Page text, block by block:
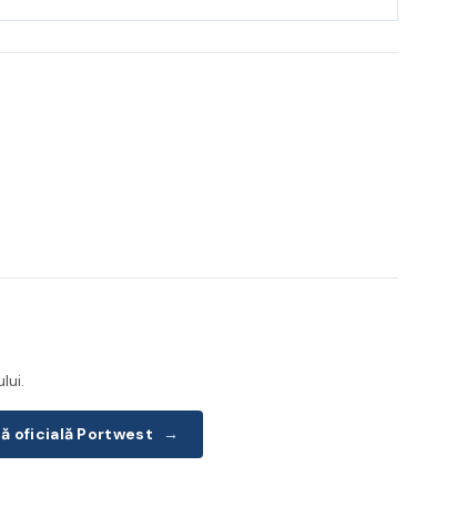
oficială Portwest →